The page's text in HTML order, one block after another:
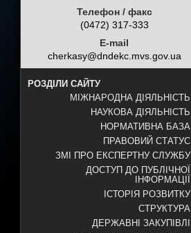
Телефон / факс
(0472) 317-333
E-mail
cherkasy@dndekc.mvs.gov.ua
РОЗДІЛИ САЙТУ
МІЖНАРОДНА ДІЯЛЬНІСТЬ
НАУКОВА ДІЯЛЬНІСТЬ
НОРМАТИВНА БАЗА
ПРАВОВИЙ СТАТУС
ЗМІ ПРО ЕКСПЕРТНУ СЛУЖБУ
ДОСТУП ДО ПУБЛІЧНОЇ
ІНФОРМАЦІЇ
ІСТОРІЯ РОЗВИТКУ
СТРУКТУРА
ДЕРЖАВНІ ЗАКУПІВЛІ